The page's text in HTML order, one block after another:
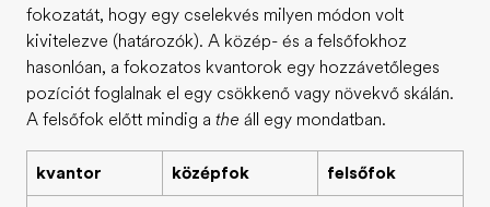
fokozatát, hogy egy cselekvés milyen módon volt
kivitelezve (határozók). A közép- és a felsőfokhoz
hasonlóan, a fokozatos kvantorok egy hozzávetőleges
pozíciót foglalnak el egy csökkenő vagy növekvő skálán.
A felsőfok előtt mindig a the áll egy mondatban.
kvantor középfok felsőfok